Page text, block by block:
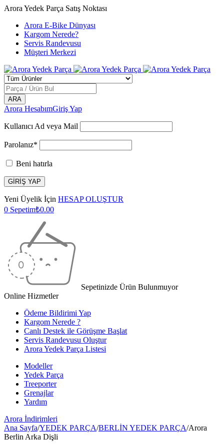
Arora Yedek Parça Satış Noktası
Arora E-Bike Dünyası
Kargom Nerede?
Servis Randevusu
Müşteri Merkezi
Arora HesabımGiriş Yap
Kullanıcı Ad veya Mail
Parolanız*
Beni hatırla
Yeni Üyelik İçin HESAP OLUŞTUR
0 Sepetim₺0.00
Sepetinizde Ürün Bulunmuyor
Online Hizmetler
Ödeme Bildirimi Yap
Kargom Nerede ?
Canlı Destek ile Görüşme Başlat
Servis Randevusu Oluştur
Arora Yedek Parça Listesi
Modeller
Yedek Parça
Treeporter
Grenajlar
Yardım
Arora İndirimleri
Ana Sayfa/YEDEK PARÇA/BERLİN YEDEK PARÇA/Arora
Berlin Arka Dişli